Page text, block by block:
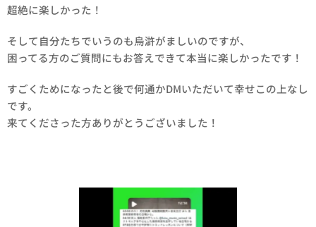
超絶に楽しかった！
そして自分たちでいうのも烏滸がましいのですが、
困ってる方のご質問にもお答えできて本当に楽しかったです！
すごくためになったと後で何通かDMいただいて幸せこの上なし
です。
来てくださった方ありがとうございました！